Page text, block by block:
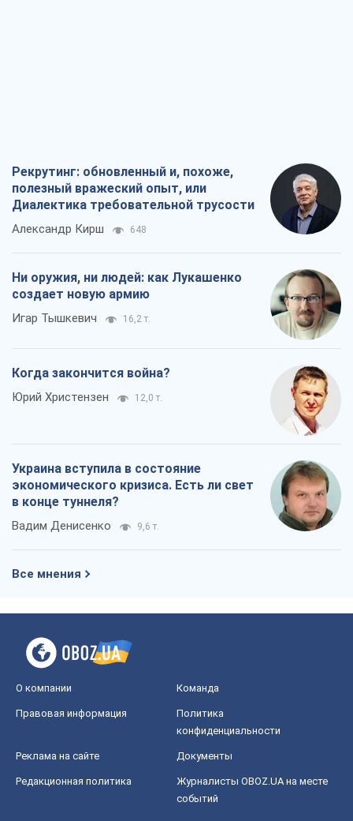
Рекрутинг: обновленный и, похоже,
полезный вражеский опыт, или
Диалектика требовательной трусости
Александр Кирш 648
Ни оружия, ни людей: как Лукашенко
создает новую армию
Игар Тышкевич 16,2 т.
Когда закончится война?
Юрий Христензен 12,0 т.
Украина вступила в состояние
экономического кризиса. Есть ли свет
в конце туннеля?
Вадим Денисенко 9,6 т.
Все мнения
О компании Команда
Правовая информация
Политика
конфиденциальности
Реклама на сайте Документы
Редакционная политика
Журналисты OBOZ.UA на месте
событий